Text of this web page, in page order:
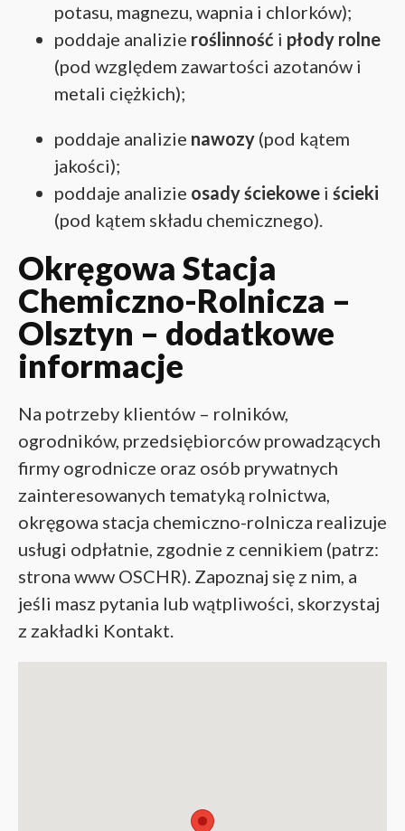
potasu, magnezu, wapnia i chlorków);
poddaje analizie roślinność i płody rolne
(pod względem zawartości azotanów i
metali ciężkich);
poddaje analizie nawozy (pod kątem
jakości);
poddaje analizie osady ściekowe i ścieki
(pod kątem składu chemicznego).
Okręgowa Stacja
Chemiczno-Rolnicza –
Olsztyn – dodatkowe
informacje
Na potrzeby klientów – rolników,
ogrodników, przedsiębiorców prowadzących
firmy ogrodnicze oraz osób prywatnych
zainteresowanych tematyką rolnictwa,
okręgowa stacja chemiczno-rolnicza realizuje
usługi odpłatnie, zgodnie z cennikiem (patrz:
strona www OSCHR). Zapoznaj się z nim, a
jeśli masz pytania lub wątpliwości, skorzystaj
z zakładki Kontakt.